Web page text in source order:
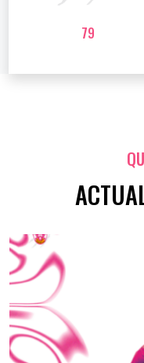
79